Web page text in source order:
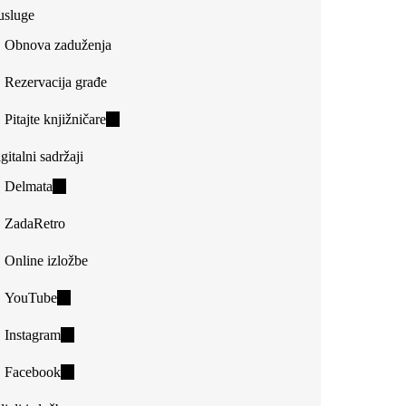
Obnova zaduženja
Rezervacija građe
Pitajte knjižničare(link
sadržaji
Delmata
external)
ZadaRetro
Online izložbe
YouTube(link
external)
Instagram(link
external)
Facebook(link